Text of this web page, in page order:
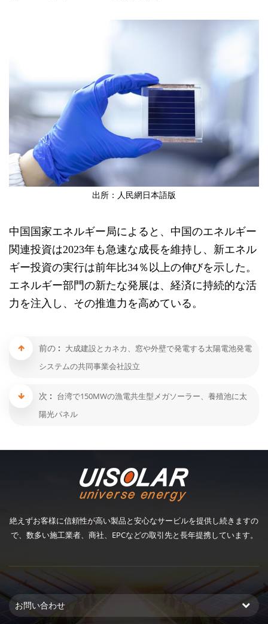
出所：人民網日本語版
中国国家エネルギー局によると、中国のエネルギー
関連投資は2023年も急速な成長を維持し、新エネル
ギー投資の実行は前年比34％以上の伸びを示した。
エネルギー部門の新たな発展は、経済に持続的な活
力を注入し、その推進力を高めている。
前の : 大成建設とカネカ、窓や外壁で発電する太陽電池発電
システムの共同事業会社設立
次 : 台湾で150MWの漁電共生型メガソーラー、養殖池に太
陽光パネル
絶えずお客様に信頼性が高い製品と安心なサービルを提供し続きますの
で、数多い施工業者、商社、EPCなどの取引先と長年提携しています。
お問い合わせ